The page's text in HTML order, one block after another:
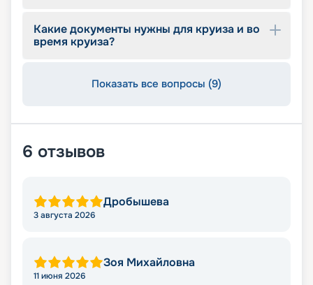
Какие документы нужны для круиза и во
время круиза?
Показать все вопросы (9)
6 отзывов
Дробышева
3 августа 2026
Зоя Михайловна
11 июня 2026